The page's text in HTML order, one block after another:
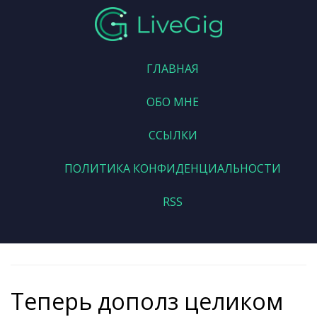
ГЛАВНАЯ
ОБО МНЕ
ССЫЛКИ
ПОЛИТИКА КОНФИДЕНЦИАЛЬНОСТИ
RSS
Теперь дополз целиком